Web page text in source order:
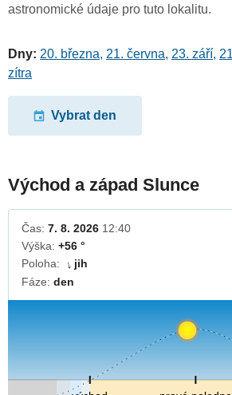
astronomické údaje pro tuto lokalitu.
Dny: 20. března, 21. června, 23. září,
zítra
Vybrat den
Východ a západ Slunce
Čas: 7. 8. 2026 12:40
Výška: +56 °
Poloha:
↓ jih
Fáze: den